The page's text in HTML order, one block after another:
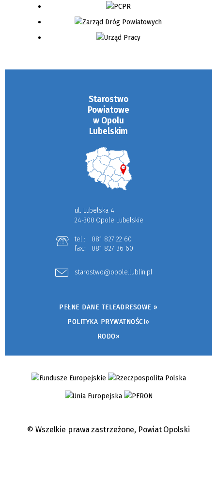
Starostwo
Powiatowe
w Opolu
Lubelskim
ul. Lubelska 4
24-300 Opole Lubelskie
tel.:
081 827 22 60
fax.:
081 827 36 60
starostwo@opole.lublin.pl
PEŁNE DANE TELEADRESOWE »
POLITYKA PRYWATNOŚCI»
RODO»
© Wszelkie prawa zastrzeżone, Powiat Opolski